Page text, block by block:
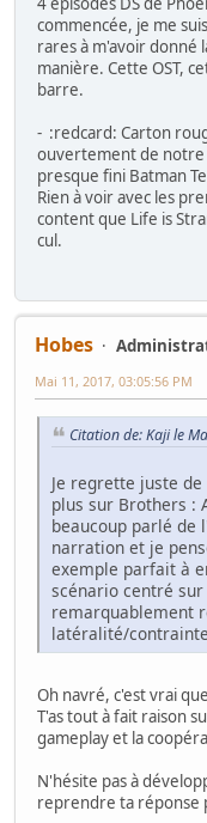
commencée, je me
rares à m'avoir donné
manière. Cette OST,
barre.
- :redcard: Carton
ouvertement de notre
presque fini Batman
Rien à voir avec les
content que Life is
cul.
Hobes
Mai 11, 2017, 03:05:56 PM
Citation de: Kaji le
Je regrette juste
plus sur Brothers :
beaucoup parlé de
narration et je
exemple parfait à
scénario centré
remarquablement
latéralité/
Oh navré, c'est vrai
T'as tout à fait raison
gameplay et la
N'hésite pas à
reprendre ta réponse